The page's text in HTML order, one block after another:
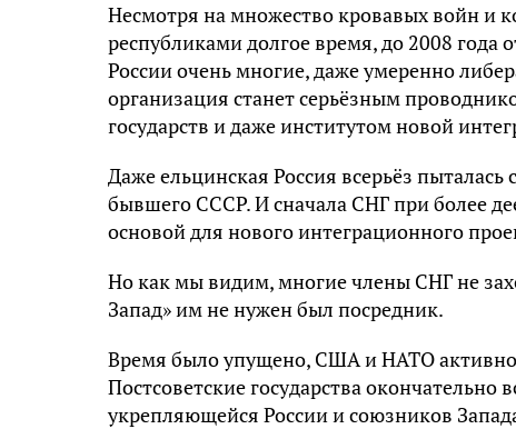
Несмотря на множество кровавых войн и
республиками долгое время, до 2008
России очень многие, даже умеренно
организация станет серьёзным
государств и даже институтом новой
Даже ельцинская Россия всерьёз
бывшего СССР. И сначала СНГ при более
основой для нового интеграционного
Но как мы видим, многие члены СНГ не
Запад» им не нужен был посредник.
Время было упущено, США и НАТО активно
Постсоветские государства
укрепляющейся России и союзников